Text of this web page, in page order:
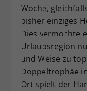
Woche,
bisher einziges
Dies vermochte
Urlaubsregion
und Weise zu
Doppeltrophäe
Ort spielt der